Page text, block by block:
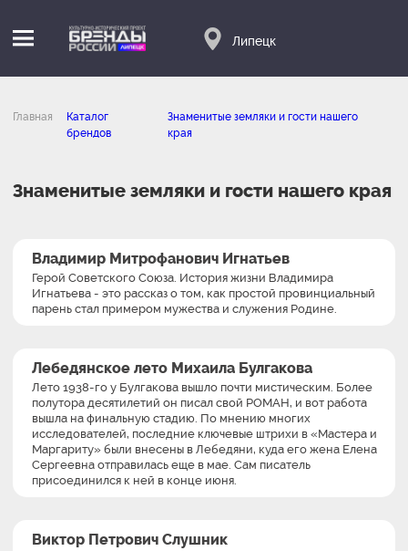
Липецк
Главная
Каталог
брендов
Знаменитые земляки и гости нашего
края
Знаменитые земляки и гости нашего края
Владимир Митрофанович Игнатьев
Герой Советского Союза. История жизни Владимира
Игнатьева - это рассказ о том, как простой провинциальный
парень стал примером мужества и служения Родине.
Лебедянское лето Михаила Булгакова
Лето 1938-го у Булгакова вышло почти мистическим. Более
полутора десятилетий он писал свой РОМАН, и вот работа
вышла на финальную стадию. По мнению многих
исследователей, последние ключевые штрихи в «Мастера и
Маргариту» были внесены в Лебедяни, куда его жена Елена
Сергеевна отправилась еще в мае. Сам писатель
присоединился к ней в конце июня.
Виктор Петрович Слушник